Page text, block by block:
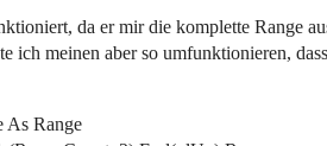
da er mir die komplette Range
ich meinen aber so umfunktionieren,
As Range